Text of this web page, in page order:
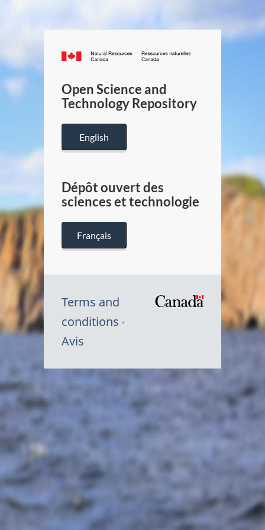
Canada.ca
/
Canada
Open Science and
Technology Repository
English
Dépôt ouvert des
sciences et technologie
Français
Terms and
conditions
Avis
Symbole
Canada